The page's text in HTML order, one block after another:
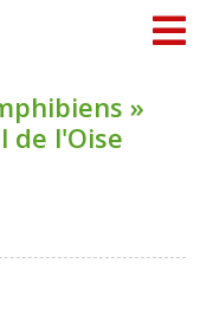
»
de l'Oise